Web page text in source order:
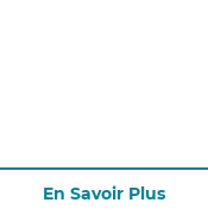
En Savoir Plus